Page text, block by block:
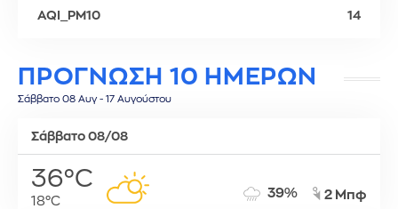
AQI_PM10 14
ΠΡΟΓΝΩΣΗ 10 ΗΜΕΡΩΝ
Σάββατο 08 Αυγ - 17 Αυγούστου
Σάββατο 08/08
36°C
18°C
39% 2 Μπφ